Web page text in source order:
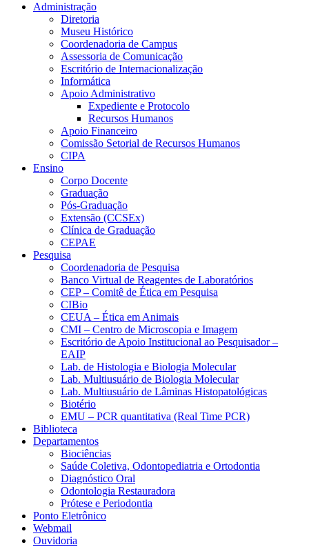
Administração
Diretoria
Museu Histórico
Coordenadoria de Campus
Assessoria de Comunicação
Escritório de Internacionalização
Informática
Apoio Administrativo
Expediente e Protocolo
Recursos Humanos
Apoio Financeiro
Comissão Setorial de Recursos Humanos
CIPA
Ensino
Corpo Docente
Graduação
Pós-Graduação
Extensão (CCSEx)
Clínica de Graduação
CEPAE
Pesquisa
Coordenadoria de Pesquisa
Banco Virtual de Reagentes de Laboratórios
CEP – Comitê de Ética em Pesquisa
CIBio
CEUA – Ética em Animais
CMI – Centro de Microscopia e Imagem
Escritório de Apoio Institucional ao Pesquisador –
EAIP
Lab. de Histologia e Biologia Molecular
Lab. Multiusuário de Biologia Molecular
Lab. Multiusuário de Lâminas Histopatológicas
Biotério
EMU – PCR quantitativa (Real Time PCR)
Biblioteca
Departamentos
Biociências
Saúde Coletiva, Odontopediatria e Ortodontia
Diagnóstico Oral
Odontologia Restauradora
Prótese e Periodontia
Ponto Eletrônico
Webmail
Ouvidoria